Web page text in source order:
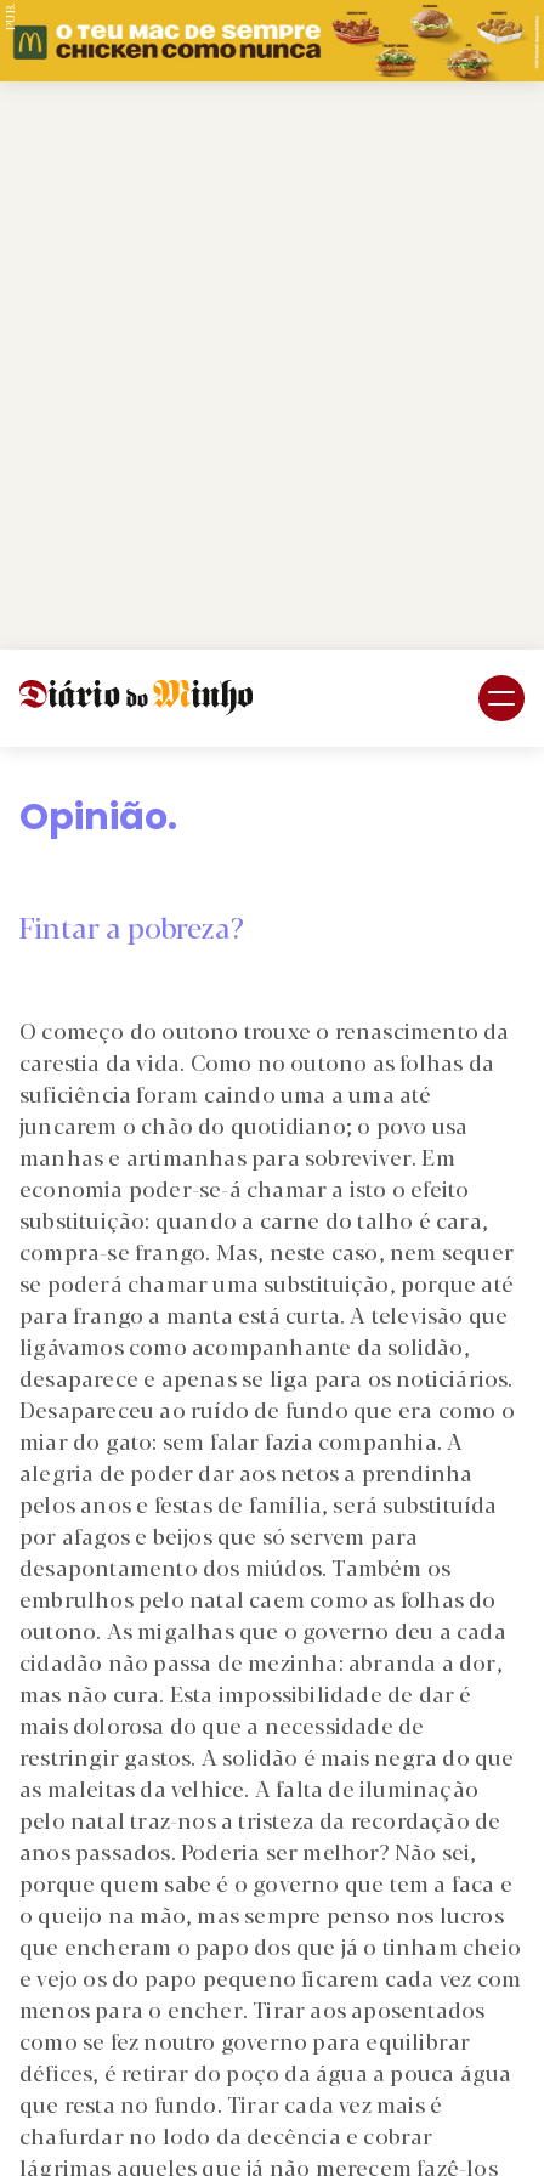
PUB.
Opinião.
Fintar a pobreza?
O começo do outono trouxe o renascimento da
carestia da vida. Como no outono as folhas da
suficiência foram caindo uma a uma até
juncarem o chão do quotidiano; o povo usa
manhas e artimanhas para sobreviver. Em
economia poder-se-á chamar a isto o efeito
substituição: quando a carne do talho é cara,
compra-se frango. Mas, neste caso, nem sequer
se poderá chamar uma substituição, porque até
para frango a manta está curta. A televisão que
ligávamos como acompanhante da solidão,
desaparece e apenas se liga para os noticiários.
Desapareceu ao ruído de fundo que era como o
miar do gato: sem falar fazia companhia. A
alegria de poder dar aos netos a prendinha
pelos anos e festas de família, será substituída
por afagos e beijos que só servem para
desapontamento dos miúdos. Também os
embrulhos pelo natal caem como as folhas do
outono. As migalhas que o governo deu a cada
cidadão não passa de mezinha: abranda a dor,
mas não cura. Esta impossibilidade de dar é
mais dolorosa do que a necessidade de
restringir gastos. A solidão é mais negra do que
as maleitas da velhice. A falta de iluminação
pelo natal traz-nos a tristeza da recordação de
anos passados. Poderia ser melhor? Não sei,
porque quem sabe é o governo que tem a faca e
o queijo na mão, mas sempre penso nos lucros
que encheram o papo dos que já o tinham cheio
e vejo os do papo pequeno ficarem cada vez com
menos para o encher. Tirar aos aposentados
como se fez noutro governo para equilibrar
défices, é retirar do poço da água a pouca água
que resta no fundo. Tirar cada vez mais é
chafurdar no lodo da decência e cobrar
lágrimas aqueles que já não merecem fazê-los